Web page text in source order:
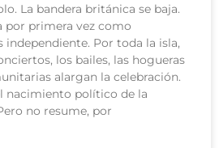
La bandera británica se baja.
por primera vez como
independiente. Por toda la isla,
los bailes, las hogueras
alargan la celebración.
nacimiento político de la
no resume, por